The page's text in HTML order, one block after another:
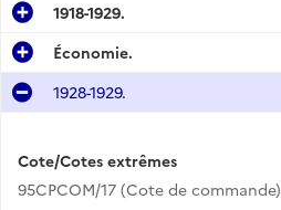
1918-1929.
Économie.
1928-1929.
Cote/Cotes extrêmes
95CPCOM/17 (Cote de commande)